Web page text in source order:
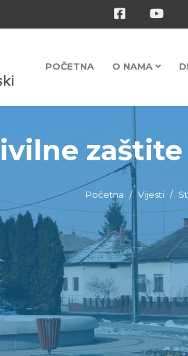
POČETNA O NAMA
zaštite
Početna Vijesti